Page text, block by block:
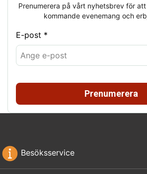
Prenumerera på vårt nyhetsbrev för
kommande evenemang och
E-post *
Prenumerera
Besöksservice